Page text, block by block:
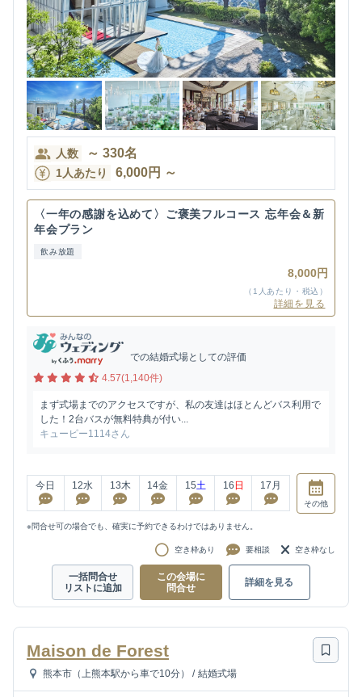
人数 ～ 330名
1人あたり 6,000円 ～
〈一年の感謝を込めて〉ご褒美フルコース 忘年会＆新
年会プラン
飲み放題
8,000円
（1人あたり・税込）
詳細を見る
での結婚式場としての評価
4.57(1,140件)
まず式場までのアクセスですが、私の友達はほとんどバス利用で
した！2台バスが無料特典が付い...
キューピー1114さん
今日 12水 13木 14金 15土 16 日 17 月
その他
※問合せ可の場合でも、確実に予約できるわけではありません。
空き枠あり 要相談 空き枠なし
一括問合せ
リストに追加
この会場に
問合せ
詳細を見る
Maison de Forest
熊本市（上熊本駅から車で10分） / 結婚式場